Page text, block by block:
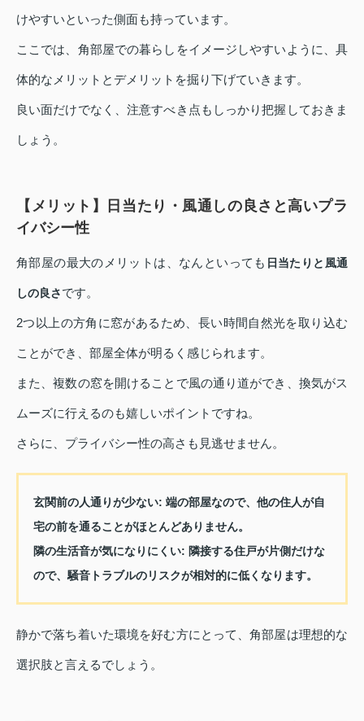
けやすいといった側面も持っています。
ここでは、角部屋での暮らしをイメージしやすいように、具
体的なメリットとデメリットを掘り下げていきます。
良い面だけでなく、注意すべき点もしっかり把握しておきま
しょう。
【メリット】日当たり・風通しの良さと高いプラ
イバシー性
角部屋の最大のメリットは、なんといっても 日当たりと風通
しの良さです。
2つ以上の方角に窓があるため、長い時間自然光を取り込む
ことができ、部屋全体が明るく感じられます。
また、複数の窓を開けることで風の通り道ができ、換気がス
ムーズに行えるのも嬉しいポイントですね。
さらに、プライバシー性の高さも見逃せません。
玄関前の人通りが少ない: 端の部屋なので、他の住人が自
宅の前を通ることがほとんどありません。
隣の生活音が気になりにくい: 隣接する住戸が片側だけな
ので、騒音トラブルのリスクが相対的に低くなります。
静かで落ち着いた環境を好む方にとって、角部屋は理想的な
選択肢と言えるでしょう。